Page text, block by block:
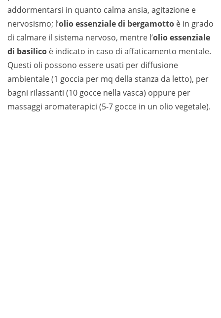
addormentarsi in quanto calma ansia, agitazione e
nervosismo; l’olio essenziale di bergamotto è in grado
di calmare il sistema nervoso, mentre l’olio essenziale
di basilico è indicato in caso di affaticamento mentale.
Questi oli possono essere usati per diffusione
ambientale (1 goccia per mq della stanza da letto), per
bagni rilassanti (10 gocce nella vasca) oppure per
massaggi aromaterapici (5-7 gocce in un olio vegetale).